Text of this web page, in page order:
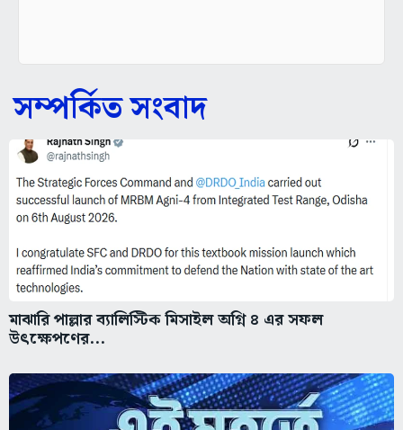
সম্পর্কিত সংবাদ
মাঝারি পাল্লার ব্যালিস্টিক মিসাইল অগ্নি ৪ এর সফল
উৎক্ষেপণের...